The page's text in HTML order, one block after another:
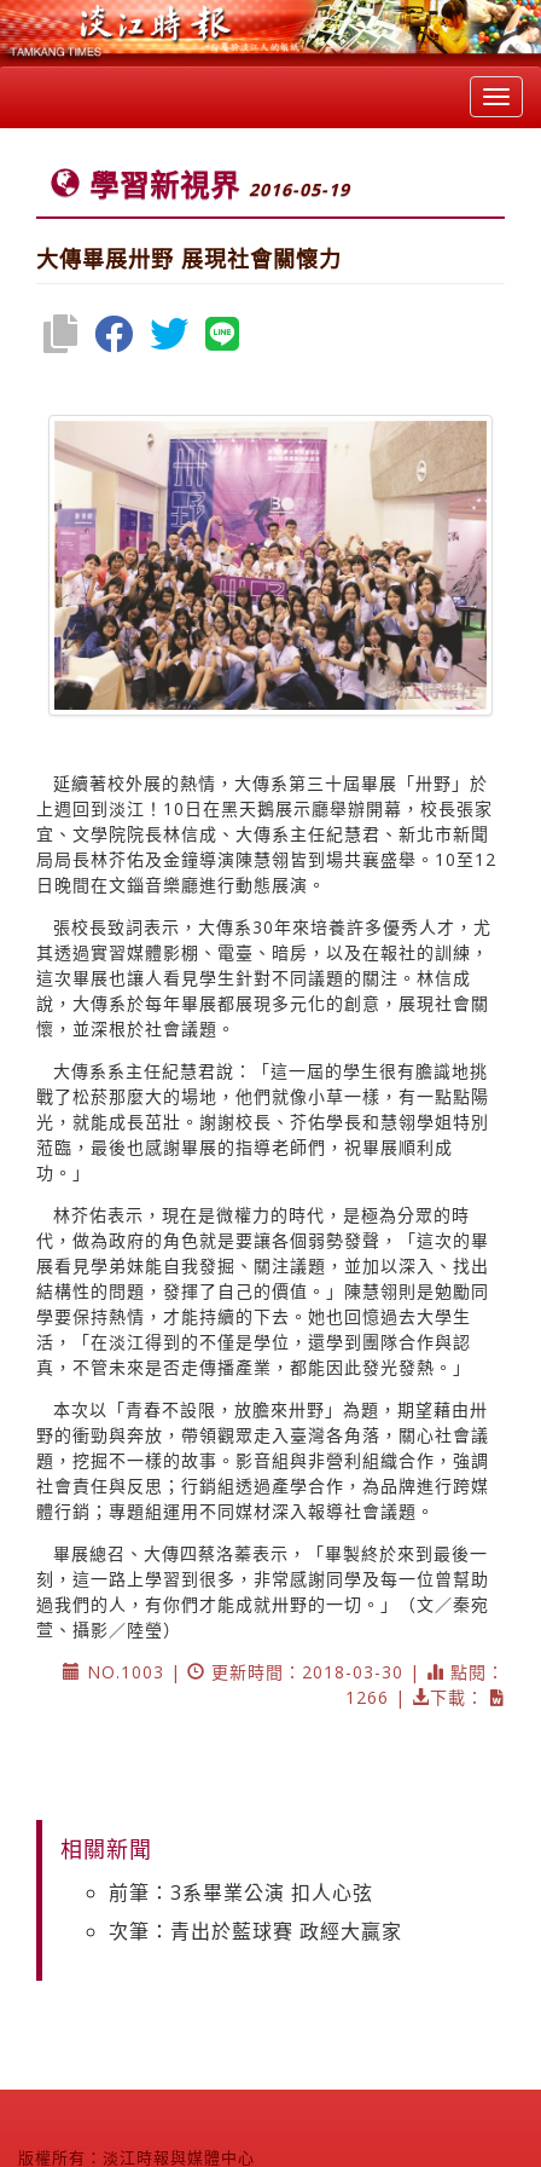
學習新視界 2016-05-19
大傳畢展卅野 展現社會關懷力
延續著校外展的熱情，大傳系第三十屆畢展「卅野」於
上週回到淡江！10日在黑天鵝展示廳舉辦開幕，校長張家
宜、文學院院長林信成、大傳系主任紀慧君、新北市新聞
局局長林芥佑及金鐘導演陳慧翎皆到場共襄盛舉。10至12
日晚間在文錙音樂廳進行動態展演。
張校長致詞表示，大傳系30年來培養許多優秀人才，尤
其透過實習媒體影棚、電臺、暗房，以及在報社的訓練，
這次畢展也讓人看見學生針對不同議題的關注。林信成
說，大傳系於每年畢展都展現多元化的創意，展現社會關
懷，並深根於社會議題。
大傳系系主任紀慧君說：「這一屆的學生很有膽識地挑
戰了松菸那麼大的場地，他們就像小草一樣，有一點點陽
光，就能成長茁壯。謝謝校長、芥佑學長和慧翎學姐特別
蒞臨，最後也感謝畢展的指導老師們，祝畢展順利成
功。」
林芥佑表示，現在是微權力的時代，是極為分眾的時
代，做為政府的角色就是要讓各個弱勢發聲，「這次的畢
展看見學弟妹能自我發掘、關注議題，並加以深入、找出
結構性的問題，發揮了自己的價值。」陳慧翎則是勉勵同
學要保持熱情，才能持續的下去。她也回憶過去大學生
活，「在淡江得到的不僅是學位，還學到團隊合作與認
真，不管未來是否走傳播產業，都能因此發光發熱。」
本次以「青春不設限，放膽來卅野」為題，期望藉由卅
野的衝勁與奔放，帶領觀眾走入臺灣各角落，關心社會議
題，挖掘不一樣的故事。影音組與非營利組織合作，強調
社會責任與反思；行銷組透過產學合作，為品牌進行跨媒
體行銷；專題組運用不同媒材深入報導社會議題。
畢展總召、大傳四蔡洛蓁表示，「畢製終於來到最後一
刻，這一路上學習到很多，非常感謝同學及每一位曾幫助
過我們的人，有你們才能成就卅野的一切。」（文／秦宛
萱、攝影／陸瑩）
NO.1003 |
更新時間：2018-03-30 |
點閱：
1266 |
下載：
相關新聞
前筆：3系畢業公演 扣人心弦
次筆：青出於藍球賽 政經大贏家
版權所有：淡江時報與媒體中心